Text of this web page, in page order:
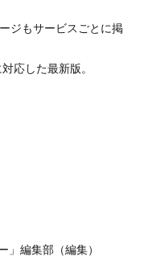
ジもサービスごとに掲
応した最新版。
」編集部（編集）